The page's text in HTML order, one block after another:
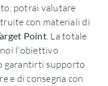
potrai valutare
con materiali di
Point. La totale
noi l'obiettivo
garantirti supporto
e di consegna con